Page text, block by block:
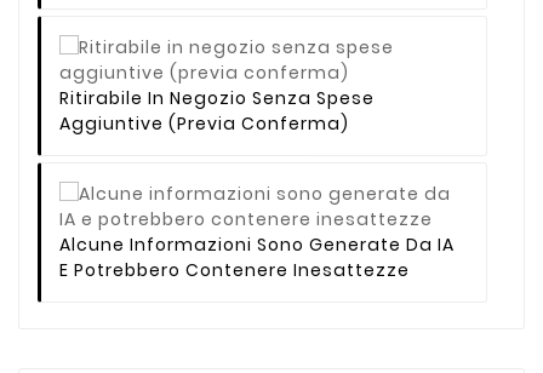
Ritirabile In Negozio Senza Spese
Aggiuntive (previa Conferma)
Alcune Informazioni Sono Generate Da IA
E Potrebbero Contenere Inesattezze